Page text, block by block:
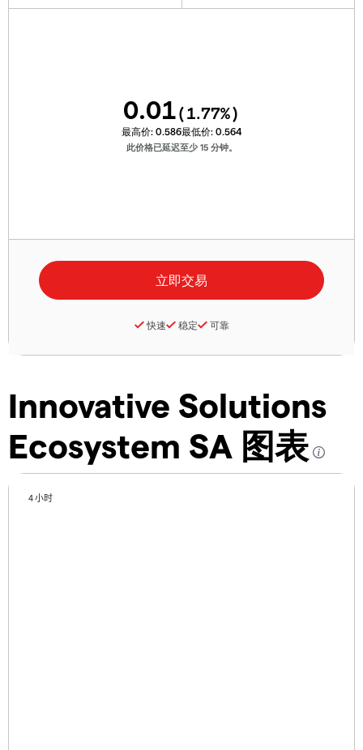
Innovative Solutions
Ecosystem SA 图表
4 小时
0.01(1.77%)
最高价: 0.586最低价: 0.564
此价格已延迟至少 15 分钟。
快速 稳定 可靠